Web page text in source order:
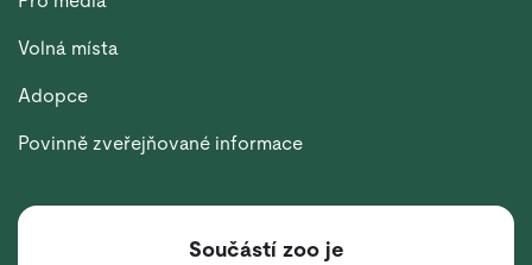
Volná místa
Adopce
Povinně zveřejňované informace
Součástí zoo je